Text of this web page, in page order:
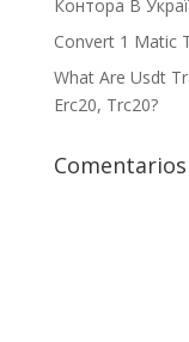
Контора В
Convert 1 Matic
What Are Usdt
Erc20, Trc20?